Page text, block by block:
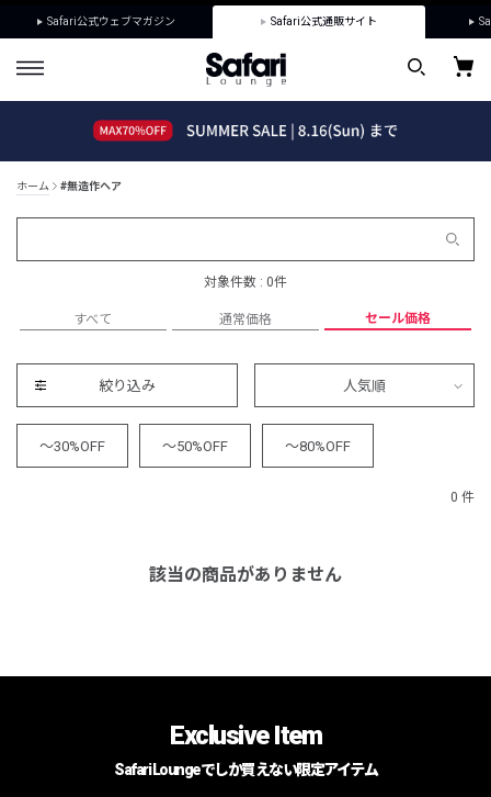
Safari公式ウェブマガジン Safari公式通販サイト
ホーム #無造作ヘア
対象件数 : 0件
すべて 通常価格 セール価格
絞り込み 人気順
～30%OFF ～50%OFF ～80%OFF
0 件
該当の商品がありません
Exclusive Item
Safari Loungeでしか買えない限定アイテム